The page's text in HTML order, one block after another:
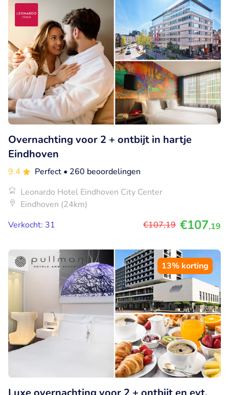
Overnachting voor 2 + ontbijt in hartje
Eindhoven
9.4 Perfect • 260 beoordelingen
Leonardo Hotel Eindhoven City Center
Eindhoven (24km)
Verkocht: 31
€107,19 €107,19
13% korting